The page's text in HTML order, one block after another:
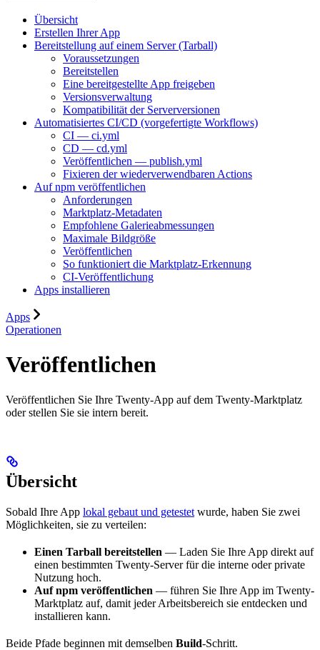
Übersicht
Erstellen Ihrer App
Bereitstellung auf einem Server (Tarball)
Voraussetzungen
Bereitstellen
Eine bereitgestellte App freigeben
Versionsverwaltung
Kompatibilität der Serverversionen
Automatisiertes CI/CD (vorgefertigte Workflows)
CI — ci.yml
CD — cd.yml
Veröffentlichen — publish.yml
Fixieren der wiederverwendbaren Actions
Auf npm veröffentlichen
Anforderungen
Marktplatz-Metadaten
Empfohlene Galerieabmessungen
Maximale Bildgröße
Veröffentlichen
So funktioniert die Marktplatz-Erkennung
CI-Veröffentlichung
Apps installieren
Apps
Operationen
Veröffentlichen
Veröffentlichen Sie Ihre Twenty-App auf dem Twenty-Marktplatz
oder stellen Sie sie intern bereit.
Übersicht
Sobald Ihre App lokal gebaut und getestet wurde, haben Sie zwei
Möglichkeiten, sie zu verteilen:
Einen Tarball bereitstellen — Laden Sie Ihre App direkt auf
einen bestimmten Twenty-Server für die interne oder private
Nutzung hoch.
Auf npm veröffentlichen — führen Sie Ihre App im Twenty-
Marktplatz auf, damit jeder Arbeitsbereich sie entdecken und
installieren kann.
Beide Pfade beginnen mit demselben Build-Schritt.